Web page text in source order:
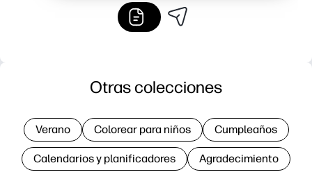
Otras colecciones
Verano Colorear para niños Cumpleaños
Calendarios y planificadores Agradecimiento